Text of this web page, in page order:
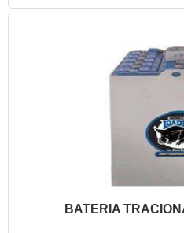
BATERIA